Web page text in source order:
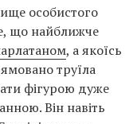
особистого
що найближче
, а якоїсь
труїла
фігурою дуже
Він навіть